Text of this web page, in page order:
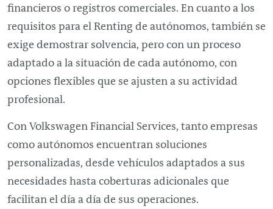
financieros o registros comerciales. En cuanto a los
requisitos para elRenting de autónomos, también se
exige demostrar solvencia, pero con un proceso
adaptado a la situación de cada autónomo, con
opciones flexibles que se ajusten a su actividad
profesional.
Con Volkswagen Financial Services, tanto empresas
como autónomos encuentran soluciones
personalizadas, desde vehículos adaptados a sus
necesidades hasta coberturas adicionales que
facilitan el día a día de sus operaciones.